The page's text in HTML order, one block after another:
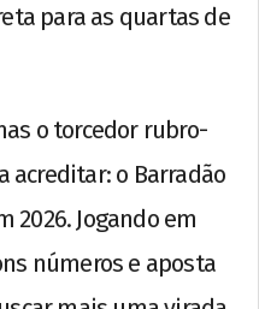
para as quartas de
o torcedor rubro-
acreditar: o Barradão
2026. Jogando em
números e aposta